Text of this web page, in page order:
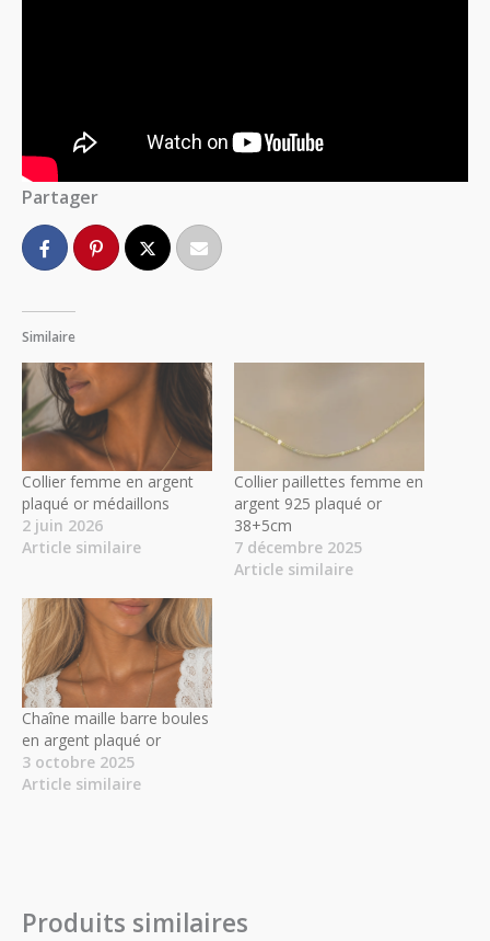
Partager
Similaire
Collier femme en argent
plaqué or médaillons
2 juin 2026
Article similaire
Collier paillettes femme en
argent 925 plaqué or
38+5cm
7 décembre 2025
Article similaire
Chaîne maille barre boules
en argent plaqué or
3 octobre 2025
Article similaire
Produits similaires